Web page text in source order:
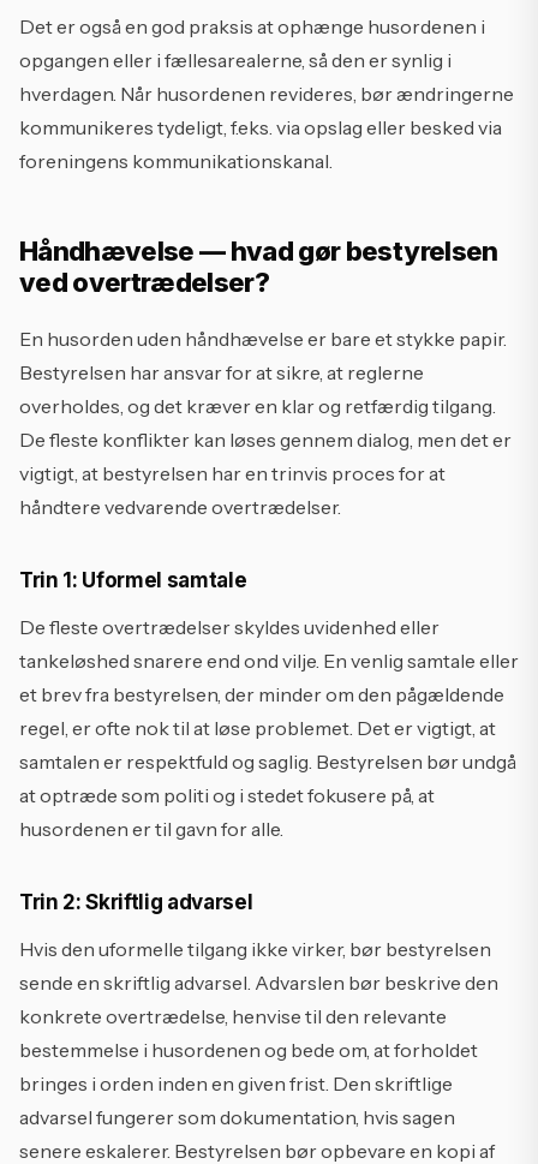
Det er også en god praksis at ophænge husordenen i
opgangen eller i fællesarealerne, så den er synlig i
hverdagen. Når husordenen revideres, bør ændringerne
kommunikeres tydeligt, f.eks. via opslag eller besked via
foreningens kommunikationskanal.
Håndhævelse — hvad gør bestyrelsen
ved overtrædelser?
En husorden uden håndhævelse er bare et stykke papir.
Bestyrelsen har ansvar for at sikre, at reglerne
overholdes, og det kræver en klar og retfærdig tilgang.
De fleste konflikter kan løses gennem dialog, men det er
vigtigt, at bestyrelsen har en trinvis proces for at
håndtere vedvarende overtrædelser.
Trin 1: Uformel samtale
De fleste overtrædelser skyldes uvidenhed eller
tankeløshed snarere end ond vilje. En venlig samtale eller
et brev fra bestyrelsen, der minder om den pågældende
regel, er ofte nok til at løse problemet. Det er vigtigt, at
samtalen er respektfuld og saglig. Bestyrelsen bør undgå
at optræde som politi og i stedet fokusere på, at
husordenen er til gavn for alle.
Trin 2: Skriftlig advarsel
Hvis den uformelle tilgang ikke virker, bør bestyrelsen
sende en skriftlig advarsel. Advarslen bør beskrive den
konkrete overtrædelse, henvise til den relevante
bestemmelse i husordenen og bede om, at forholdet
bringes i orden inden en given frist. Den skriftlige
advarsel fungerer som dokumentation, hvis sagen
senere eskalerer. Bestyrelsen bør opbevare en kopi af